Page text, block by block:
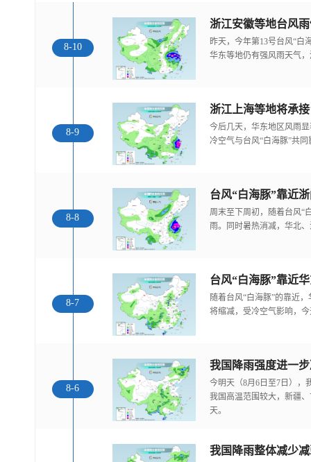
8-10
浙江安徽等地台风
昨天，今年第13号台风“白
华东等地仍有强风雨天气
8-9
浙江上海等地将承
今后几天，华东地区风雨
冷空气与台风“白海豚”共
8-8
台风“白海豚”靠近
周末至下周初，随着台风“
雨。同时暑热消减，华北
8-7
随着台风“白海豚”的靠近
将缩减，受冷空气影响，
8-6
今明天（8月6日至7日），
我国高温范围较大，新疆
天。
我国降雨整体减少